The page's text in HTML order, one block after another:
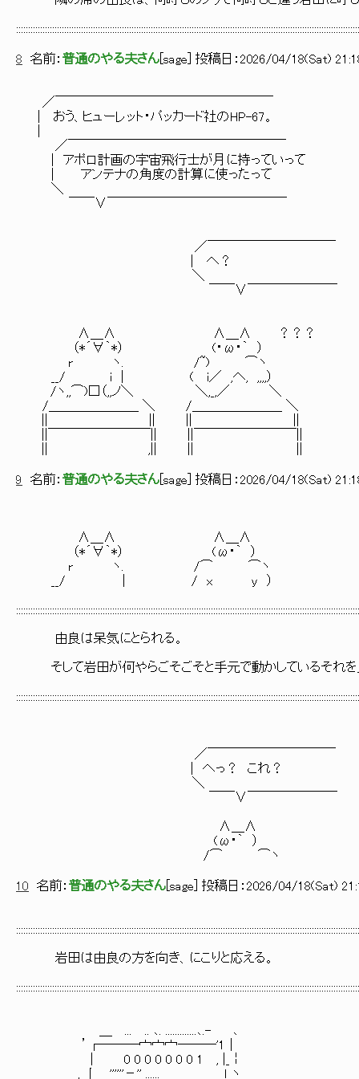
8 名前： 普通のやる夫さん sage ] 投稿日： 2026/04/18(Sat)
／￣￣￣￣￣￣￣￣￣￣￣￣￣￣￣￣￣
| おう、ヒューレット・パッカード社のHP-67。
／￣￣￣￣￣￣￣￣￣￣￣￣￣￣￣￣￣
| アポロ計画の宇宙飛行士が月に持っていって
| アンテナの角度の計算に使ったって
＼
￣￣∨￣￣￣￣￣￣￣￣￣￣￣￣￣￣
／￣￣￣￣￣￣￣￣￣￣
| へ？
＼
￣￣∨￣￣￣￣￣￣￣
∧＿∧ ∧＿∧ ？？？
（*´∀｀*） (・ω・｀ ）
r ヽ. /~) ⌒ヽ
__/ i | ( i／ ,へ, ,,,,）
/ヽ,,⌒)□（,,ノ＼ ＼,_,／ ＼
/＿＿＿＿＿＿＿ ＼ /＿＿＿＿＿＿＿ ＼
9 名前： 普通のやる夫さん sage ] 投稿日： 2026/04/18(Sat)
∧＿∧ ∧＿∧
（*´∀｀*） (ω・｀ ）
r ヽ. /⌒ ⌒ヽ
__/ | / x y ）
由良は呆気にとられる。
そして岩田が何やらごそごそと手元で動かしているそれを
／￣￣￣￣￣￣￣￣￣￣
| へっ？ これ？
＼
￣￣∨￣￣￣￣￣￣￣
∧＿∧
(ω・｀ ）
/⌒ ⌒ヽ
10 名前： 普通のやる夫さん sage ] 投稿日： 2026/04/18(Sat)
岩田は由良の方を向き、にこりと応える。
＿ ... .. ､. .............､.- ､
’┌―――宀宀宀―――'1│
| 0 0 0 0 0 0 0 1 , |_￤
, 丨 ''''''－'' ...... ｌ ヽ